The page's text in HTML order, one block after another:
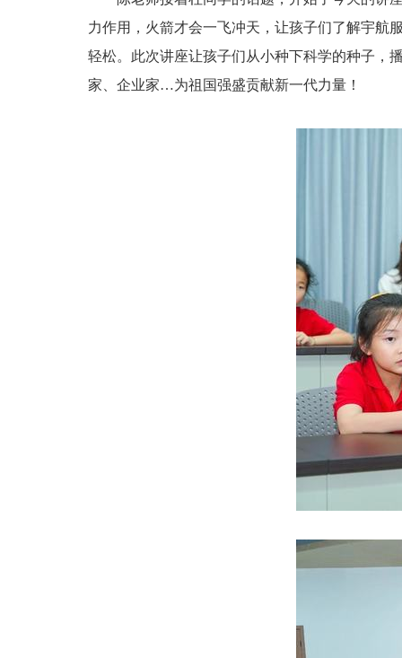
力作用，火箭才会一飞冲天，让孩子们了解宇航
轻松。此次讲座让孩子们从小种下科学的种子，
家、企业家…为祖国强盛贡献新一代力量！